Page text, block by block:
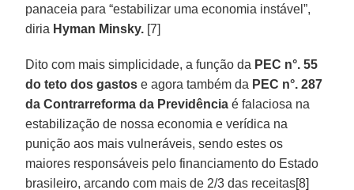
panaceia para “estabilizar uma economia instável”,
diria Hyman Minsky. [7]
Dito com mais simplicidade, a função da PEC n°. 55
do teto dos gastos e agora também da PEC n°. 287
da Contrarreforma da Previdência é falaciosa na
estabilização de nossa economia e verídica na
punição aos mais vulneráveis, sendo estes os
maiores responsáveis pelo financiamento do Estado
brasileiro, arcando com mais de 2/3 das receitas[8]